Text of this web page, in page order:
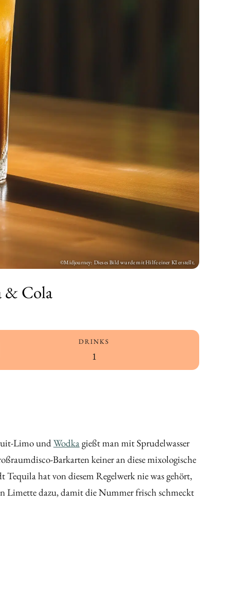
& Cola
DRINKS
1
Limo undWodkagießt man mit Sprudelwasser
Barkarten keiner an diese mixologische
hat von diesem Regelwerk nie was gehört,
Limette dazu, damit die Nummer frisch schmeckt